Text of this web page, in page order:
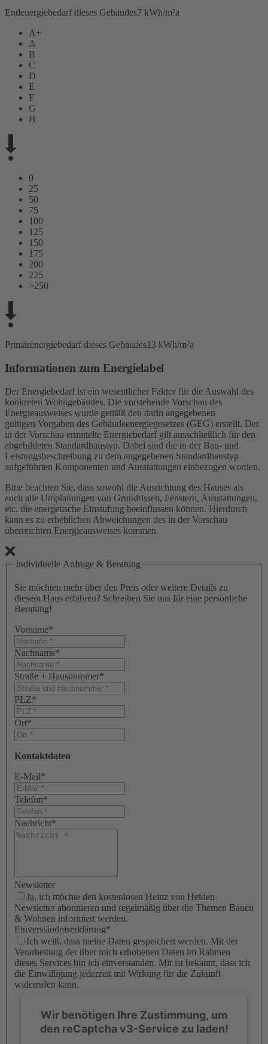
Endenergiebedarf dieses Gebäudes7 kWh/m²a
A+
A
B
C
D
E
F
G
H
0
25
50
75
100
125
150
175
200
225
>250
Primärenergiebedarf dieses Gebäudes13 kWh/m²a
Informationen zum Energielabel
Der Energiebedarf ist ein wesentlicher Faktor für die Auswahl des
konkreten Wohngebäudes. Die vorstehende Vorschau des
Energieausweises wurde gemäß den darin angegebenen
gültigen Vorgaben des Gebäudeenergiegesetzes (GEG) erstellt. Der
in der Vorschau ermittelte Energiebedarf gilt ausschließlich für den
abgebildeten Standardhaustyp. Dabei sind die in der Bau- und
Leistungsbeschreibung zu dem angegebenen Standardhaustyp
aufgeführten Komponenten und Ausstattungen einbezogen worden.
Bitte beachten Sie, dass sowohl die Ausrichtung des Hauses als
auch alle Umplanungen von Grundrissen, Fenstern, Ausstattungen,
etc. die energetische Einstufung beeinflussen können. Hierdurch
kann es zu erheblichen Abweichungen des in der Vorschau
überreichten Energieausweises kommen.
Individuelle Anfrage & Beratung
Sie möchten mehr über den Preis oder weitere Details zu
diesem Haus erfahren? Schreiben Sie uns für eine persönliche
Beratung!
Vorname*
Nachname*
Straße + Hausnummer*
PLZ*
Ort*
Kontaktdaten
E-Mail*
Telefon*
Nachricht*
Newsletter
Ja, ich möchte den kostenlosen Heinz von Heiden-
Newsletter abonnieren und regelmäßig über die Themen Bauen
& Wohnen informiert werden.
Einverständniserklärung*
Ich weiß, dass meine Daten gespeichert werden. Mit der
Verarbeitung der über mich erhobenen Daten im Rahmen
dieses Services bin ich einverstanden. Mir ist bekannt, dass ich
die Einwilligung jederzeit mit Wirkung für die Zukunft
widerrufen kann.
Wir benötigen Ihre Zustimmung, um
den reCaptcha v3-Service zu laden!